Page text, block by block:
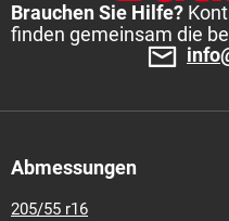
Brauchen Sie Hilfe?
finden gemeinsam die
Abmessungen
205/55 r16